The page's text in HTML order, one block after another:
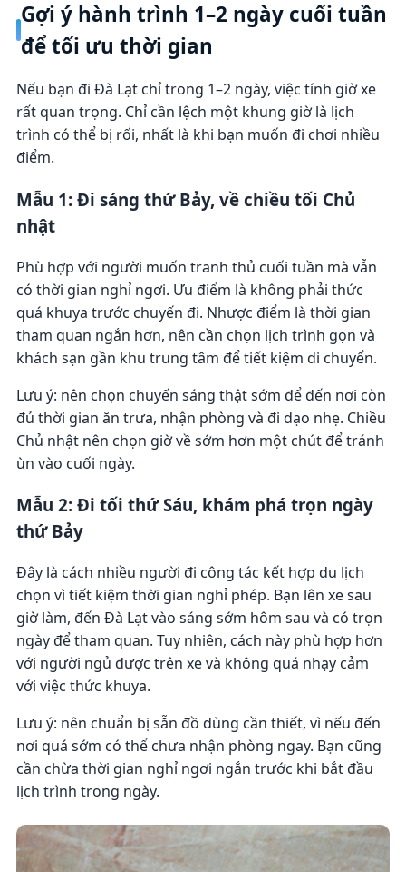
Gợi ý hành trình 1–2 ngày cuối tuần
để tối ưu thời gian
Nếu bạn đi Đà Lạt chỉ trong 1–2 ngày, việc tính giờ xe
rất quan trọng. Chỉ cần lệch một khung giờ là lịch
trình có thể bị rối, nhất là khi bạn muốn đi chơi nhiều
điểm.
Mẫu 1: Đi sáng thứ Bảy, về chiều tối Chủ
nhật
Phù hợp với người muốn tranh thủ cuối tuần mà vẫn
có thời gian nghỉ ngơi. Ưu điểm là không phải thức
quá khuya trước chuyến đi. Nhược điểm là thời gian
tham quan ngắn hơn, nên cần chọn lịch trình gọn và
khách sạn gần khu trung tâm để tiết kiệm di chuyển.
Lưu ý: nên chọn chuyến sáng thật sớm để đến nơi còn
đủ thời gian ăn trưa, nhận phòng và đi dạo nhẹ. Chiều
Chủ nhật nên chọn giờ về sớm hơn một chút để tránh
ùn vào cuối ngày.
Mẫu 2: Đi tối thứ Sáu, khám phá trọn ngày
thứ Bảy
Đây là cách nhiều người đi công tác kết hợp du lịch
chọn vì tiết kiệm thời gian nghỉ phép. Bạn lên xe sau
giờ làm, đến Đà Lạt vào sáng sớm hôm sau và có trọn
ngày để tham quan. Tuy nhiên, cách này phù hợp hơn
với người ngủ được trên xe và không quá nhạy cảm
với việc thức khuya.
Lưu ý: nên chuẩn bị sẵn đồ dùng cần thiết, vì nếu đến
nơi quá sớm có thể chưa nhận phòng ngay. Bạn cũng
cần chừa thời gian nghỉ ngơi ngắn trước khi bắt đầu
lịch trình trong ngày.